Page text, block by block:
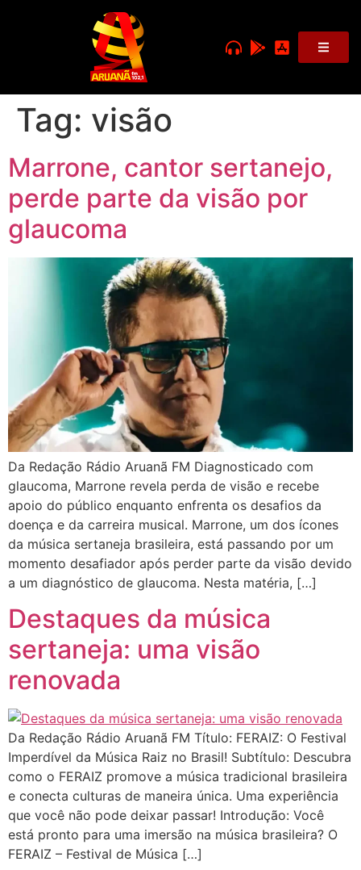
Tag: visão
Marrone, cantor sertanejo,
perde parte da visão por
glaucoma
Da Redação Rádio Aruanã FM Diagnosticado com
glaucoma, Marrone revela perda de visão e recebe
apoio do público enquanto enfrenta os desafios da
doença e da carreira musical. Marrone, um dos ícones
da música sertaneja brasileira, está passando por um
momento desafiador após perder parte da visão devido
a um diagnóstico de glaucoma. Nesta matéria, […]
Destaques da música
sertaneja: uma visão
renovada
Da Redação Rádio Aruanã FM Título: FERAIZ: O Festival
Imperdível da Música Raiz no Brasil! Subtítulo: Descubra
como o FERAIZ promove a música tradicional brasileira
e conecta culturas de maneira única. Uma experiência
que você não pode deixar passar! Introdução: Você
está pronto para uma imersão na música brasileira? O
FERAIZ – Festival de Música […]